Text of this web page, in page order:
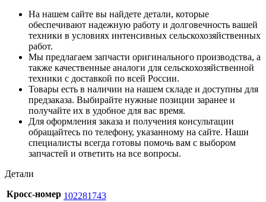
На нашем сайте вы найдете детали, которые
обеспечивают надежную работу и долговечность вашей
техники в условиях интенсивных сельскохозяйственных
работ.
Мы предлагаем запчасти оригинального производства, а
также качественные аналоги для сельскохозяйственной
техники с доставкой по всей России.
Товары есть в наличии на нашем складе и доступны для
предзаказа. Выбирайте нужные позиции заранее и
получайте их в удобное для вас время.
Для оформления заказа и получения консультации
обращайтесь по телефону, указанному на сайте. Наши
специалисты всегда готовы помочь вам с выбором
запчастей и ответить на все вопросы.
Детали
Кросс-номер 102281743